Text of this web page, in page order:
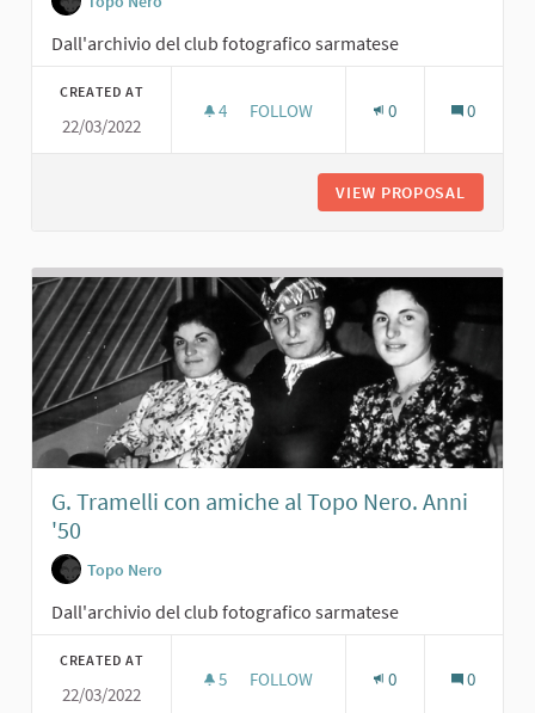
Dall'archivio del club fotografico sarmatese
CREATED AT
22/03/2022
4 4 FOLLOWERS
FOLLOW 0 0
VIEW PROPOSAL
G. Tramelli con amiche al Topo Nero. Anni
'50
Topo Nero
Dall'archivio del club fotografico sarmatese
CREATED AT
22/03/2022
5 5 FOLLOWERS
FOLLOW 0 0